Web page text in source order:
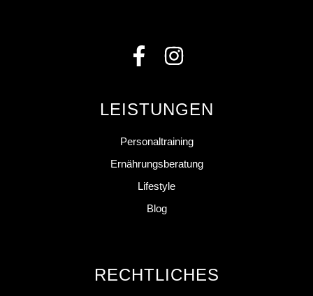
LEISTUNGEN
Personaltraining
Ernährungsberatung
Lifestyle
Blog
RECHTLICHES